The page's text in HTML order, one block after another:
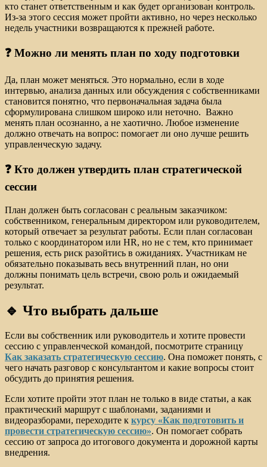
кто станет ответственным и как будет организован контроль.
Из-за этого сессия может пройти активно, но через несколько
недель участники возвращаются к прежней работе.
❓ Можно ли менять план по ходу подготовки
Да, план может меняться. Это нормально, если в ходе
интервью, анализа данных или обсуждения с собственниками
становится понятно, что первоначальная задача была
сформулирована слишком широко или неточно. Важно
менять план осознанно, а не хаотично. Любое изменение
должно отвечать на вопрос: помогает ли оно лучше решить
управленческую задачу.
❓ Кто должен утвердить план стратегической
сессии
План должен быть согласован с реальным заказчиком:
собственником, генеральным директором или руководителем,
который отвечает за результат работы. Если план согласован
только с координатором или HR, но не с тем, кто принимает
решения, есть риск разойтись в ожиданиях. Участникам не
обязательно показывать весь внутренний план, но они
должны понимать цель встречи, свою роль и ожидаемый
результат.
🔹 Что выбрать дальше
Если вы собственник или руководитель и хотите провести
сессию с управленческой командой, посмотрите страницу
Как заказать стратегическую сессию. Она поможет понять, с
чего начать разговор с консультантом и какие вопросы стоит
обсудить до принятия решения.
Если хотите пройти этот план не только в виде статьи, а как
практический маршрут с шаблонами, заданиями и
видеоразборами, переходите к курсу «Как подготовить и
провести стратегическую сессию». Он помогает собрать
сессию от запроса до итогового документа и дорожной карты
внедрения.